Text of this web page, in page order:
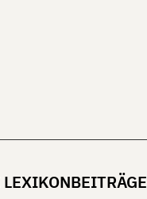
LEXIKONBEITRÄGE